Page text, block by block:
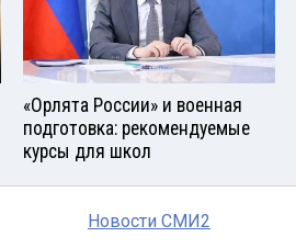
«Орлята России» и военная
подготовка: рекомендуемые
курсы для школ
Новости СМИ2